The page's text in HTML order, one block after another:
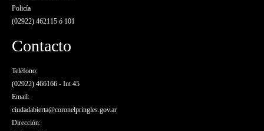
Policía
(02922) 462115 ó 101
Contacto
Teléfono:
(02922) 466166 - Int 45
Email:
ciudadabierta@coronelpringles.gov.ar
Dirección: